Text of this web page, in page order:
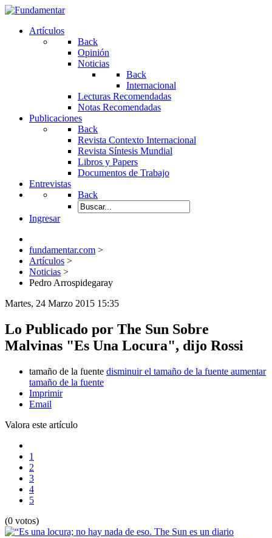
Artículos
Back
Opinión
Noticias
Back
Internacional
Lecturas Recomendadas
Notas Recomendadas
Publicaciones
Back
Revista Contexto Internacional
Revista Síntesis Mundial
Libros y Papers
Documentos de Trabajo
Entrevistas
Back
Ingresar
fundamentar.com >
Artículos >
Noticias >
Pedro Arrospidegaray
Martes, 24 Marzo 2015 15:35
Lo Publicado por The Sun Sobre
Malvinas "Es Una Locura", dijo Rossi
tamaño de la fuente disminuir el tamaño de la fuente aumentar
tamaño de la fuente
Imprimir
Email
Valora este artículo
1
2
3
4
5
(0 votos)